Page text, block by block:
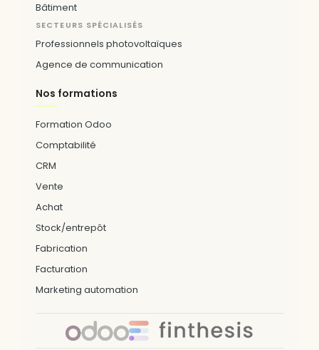
Bâtiment
SECTEURS SPÉCIALISÉS
Professionnels photovoltaïques
Agence de communication
Nos formations
Formation Odoo
Comptabilité
CRM
Vente
Achat
Stock/entrepôt
Fabrication
Facturation
Marketing automation